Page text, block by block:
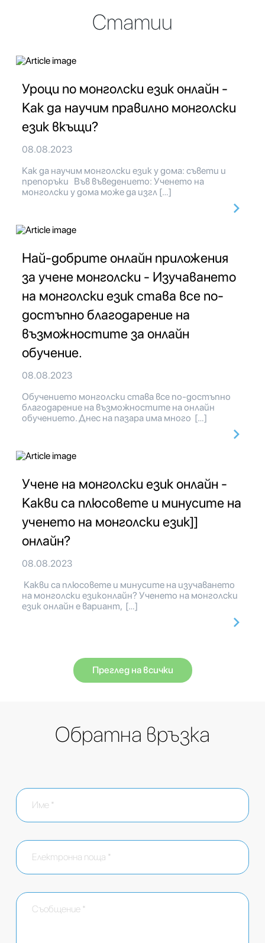
Статии
Уроци по монголски език онлайн -
Как да научим правилно монголски
език вкъщи?
08.08.2023
Как да научим монголски език у дома: съвети и
препоръки Във въведението: Ученето на
монголски у дома може да изгл […]
Най-добрите онлайн приложения
за учене монголски - Изучаването
на монголски език става все по-
достъпно благодарение на
възможностите за онлайн
обучение.
08.08.2023
Обучението монголски става все по-достъпно
благодарение на възможностите на онлайн
обучението. Днес на пазара има много […]
Учене на монголски език онлайн -
Какви са плюсовете и минусите на
ученето на монголски език]]
онлайн?
08.08.2023
Какви са плюсовете и минусите на изучаването
на монголски езиконлайн? Ученето на монголски
език онлайн е вариант, […]
Преглед на всички
Обратна връзка